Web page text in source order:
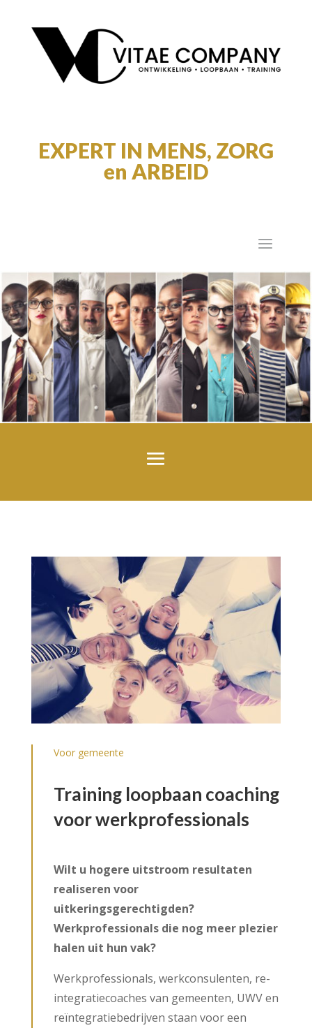
EXPERT IN MENS, ZORG
en ARBEID
Voor gemeente
Training loopbaan coaching
voor werkprofessionals
Wilt u hogere uitstroom resultaten
realiseren voor
uitkeringsgerechtigden?
Werkprofessionals die nog meer plezier
halen uit hun vak?
Werkprofessionals, werkconsulenten, re-
integratiecoaches van gemeenten, UWV en
reïntegratiebedrijven staan voor een